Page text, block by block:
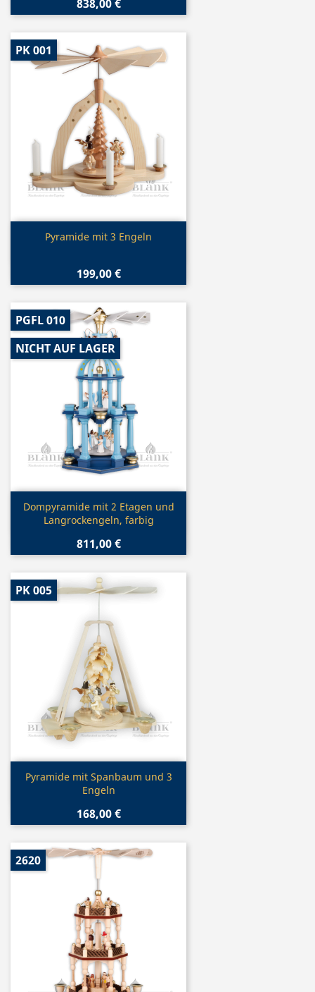
838,00 €
Vorschau
Pyramide mit 3 Engeln
199,00 €
PK 001
Vorschau
Dompyramide mit 2 Etagen und
Langrockengeln, farbig
811,00 €
PGFL 010
NICHT AUF LAGER
Vorschau
Pyramide mit Spanbaum und 3
Engeln
168,00 €
PK 005
2620